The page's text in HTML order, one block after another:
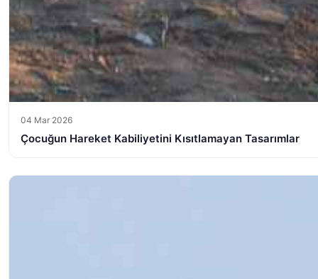
04 Mar 2026
Çocuğun Hareket Kabiliyetini Kısıtlamayan Tasarımlar